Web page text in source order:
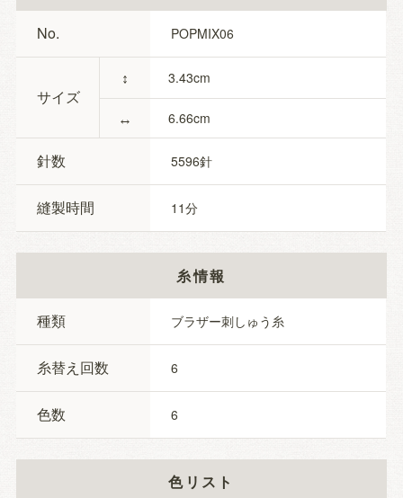
No. POPMIX06
サイズ
↕
↔
3.43
6.66
針数 5596
縫製時間 11
糸情報
種類 ブラザー刺しゅう糸
糸替え回数 6
色数 6
色リスト